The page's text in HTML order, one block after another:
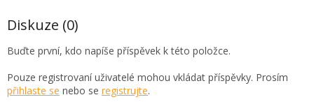
Diskuze (0)
Buďte první, kdo napíše příspěvek k této položce.
Pouze registrovaní uživatelé mohou vkládat příspěvky. Prosím
přihlaste se nebo se registrujte.